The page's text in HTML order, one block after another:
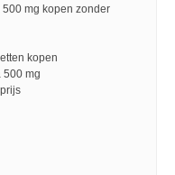
mg kopen zonder
kopen
500 mg